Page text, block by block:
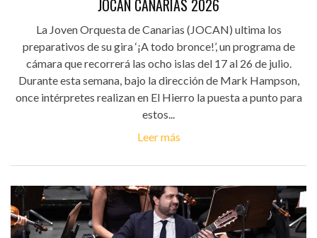
JOCAN CANARIAS 2026
La Joven Orquesta de Canarias (JOCAN) ultima los
preparativos de su gira ‘¡A todo bronce!’, un programa de
cámara que recorrerá las ocho islas del 17 al 26 de julio.
Durante esta semana, bajo la dirección de Mark Hampson,
once intérpretes realizan en El Hierro la puesta a punto para
estos...
Leer más